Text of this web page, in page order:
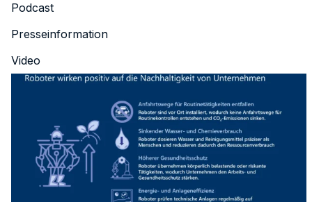
Podcast
Presseinformation
Video